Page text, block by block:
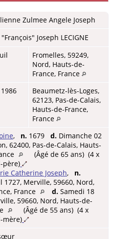
Zulmee Angele Joseph
Joseph LECIGNE
Fromelles, 59249,
Nord, Hauts-de-
France, France
Beaumetz-lès-Loges,
62123, Pas-de-Calais,
Hauts-de-France,
France
, n. 1679 d. Dimanche 02
62400, Pas-de-Calais, Hauts-
(Âgé de 65 ans) (4 x
père)
Catherine Joseph, n.
1727, Merville, 59660, Nord,
France
d. Samedi 18
59660, Nord, Hauts-de-
(Âgé de 55 ans) (4 x
mère)